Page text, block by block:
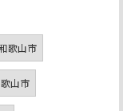
歌山市
山市